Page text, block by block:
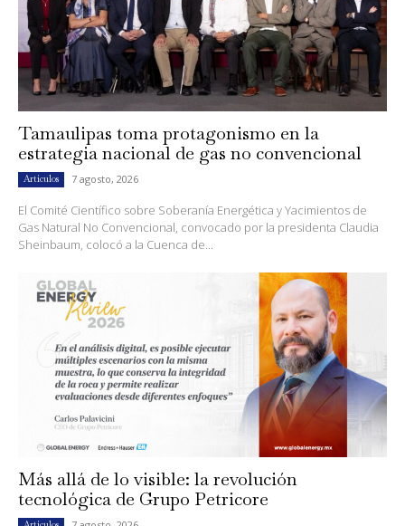
Tamaulipas toma protagonismo en la
estrategia nacional de gas no convencional
Artículos 7 agosto, 2026
El Comité Científico sobre Soberanía Energética y Yacimientos de
Gas Natural No Convencional, convocado por la presidenta Claudia
Sheinbaum, colocó a la Cuenca de...
Más allá de lo visible: la revolución
tecnológica de Grupo Petricore